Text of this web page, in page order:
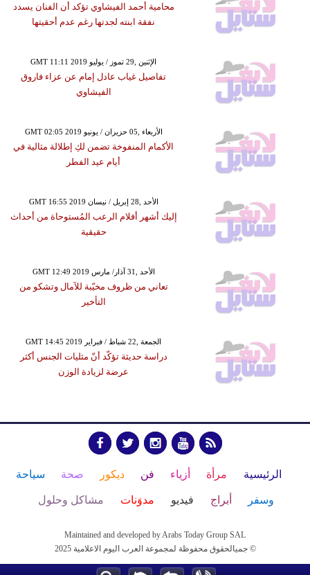
محامية أحمد الفيشاوي تؤكد أن الفنان يسدد
نفقة ابنته لجدتها رغم عدم أحقيتها
GMT 11:11 2019 الإثنين ,29 تموز / يوليو
تفاصيل غياب عادل إمام عن عزاء فاروق
الفيشاوي
GMT 02:05 2019 الأربعاء ,05 حزيران / يونيو
الأكمام المنفوخة تضمن لكِ إطلالة مثالية في
أيام عيد الفطر
GMT 16:55 2019 الأحد ,28 إبريل / نيسان
إليك أشهر أفلام الرعب المُستوحاة من أحداث
حقيقية
GMT 12:49 2019 الأحد ,31 آذار/ مارس
تعاني من ظروف مخيّبة للآمال وتشكو من
التأخير
GMT 14:45 2019 الجمعة ,22 شباط / فبراير
دراسة حديثة تؤكّد أنّ مثليات الجنس أكثر
عرضة لزيادة الوزن
الرئيسية مرأة أزياء فن ديكور صحة سياحة
وسفر أبراج فيديو مدوَنات مشاكل وحلول
Maintained and developed by Arabs Today Group SAL
جميالحقوق محفوظة لمجموعة العرب اليوم الاعلامية 2025 ©